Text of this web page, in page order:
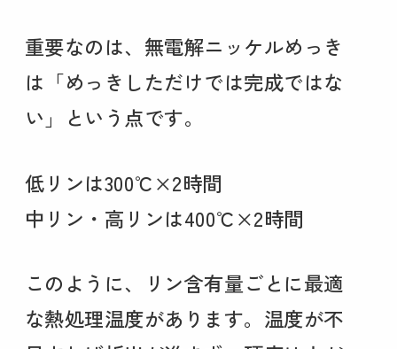
重要なのは、無電解ニッケルめっき
は「めっきしただけでは完成ではな
い」という点です。
低リンは300℃×2時間
中リン・高リンは400℃×2時間
このように、リン含有量ごとに最適
な熱処理温度があります。温度が不